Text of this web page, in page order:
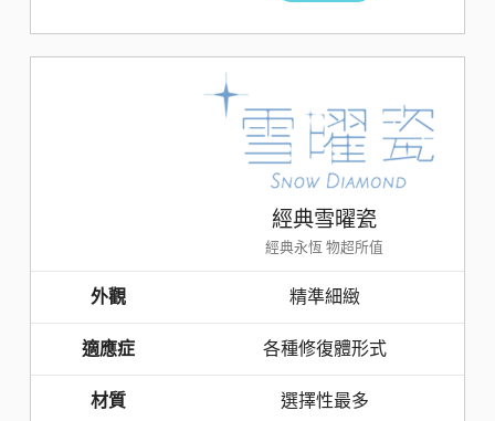
經典雪曜瓷
經典永恆 物超所值
外觀 精準細緻
適應症 各種修復體形式
材質 選擇性最多